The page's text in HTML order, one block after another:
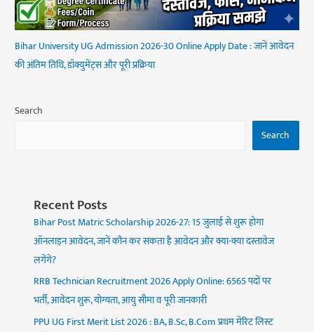
Bihar University UG Admission 2026-30 Online Apply Date : जानें आवेदन
की अंतिम तिथि, डॉक्युमेंट्स और पूरी प्रक्रिया
Search
Search
Recent Posts
Bihar Post Matric Scholarship 2026-27: 15 जुलाई से शुरू होगा
ऑनलाइन आवेदन, जानें कौन कर सकता है आवेदन और क्या-क्या दस्तावेज
लगेंगे?
RRB Technician Recruitment 2026 Apply Online: 6565 पदों पर
भर्ती, आवेदन शुरू, योग्यता, आयु सीमा व पूरी जानकारी
PPU UG First Merit List 2026 : BA, B.Sc, B.Com प्रथम मेरिट लिस्ट